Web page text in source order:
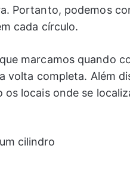
Portanto, podemos
cada círculo.
marcamos quando
volta completa. Além
locais onde se